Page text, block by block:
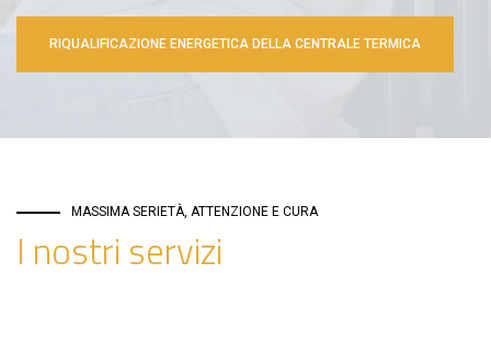
RIQUALIFICAZIONE ENERGETICA DELLA CENTRALE TERMICA
MASSIMA SERIETÀ, ATTENZIONE E CURA
I nostri servizi